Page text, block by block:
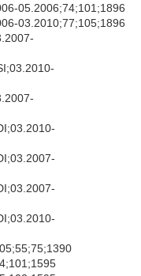
05.2006;74;101;1896
03.2010;77;105;1896